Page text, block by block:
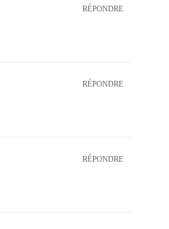
RÉPONDRE
RÉPONDRE
RÉPONDRE